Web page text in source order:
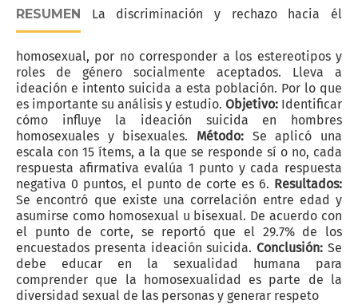
RESUMEN La discriminación y rechazo hacia él
homosexual, por no corresponder a los estereotipos y
roles de género socialmente aceptados. Lleva a
ideación e intento suicida a esta población. Por lo que
es importante su análisis y estudio. Objetivo: Identificar
cómo influye la ideación suicida en hombres
homosexuales y bisexuales. Método: Se aplicó una
escala con 15 ítems, a la que se responde sí o no, cada
respuesta afirmativa evalúa 1 punto y cada respuesta
negativa 0 puntos, el punto de corte es 6. Resultados:
Se encontró que existe una correlación entre edad y
asumirse como homosexual u bisexual. De acuerdo con
el punto de corte, se reportó que el 29.7% de los
encuestados presenta ideación suicida. Conclusión: Se
debe educar en la sexualidad humana para
comprender que la homosexualidad es parte de la
diversidad sexual de las personas y generar respeto